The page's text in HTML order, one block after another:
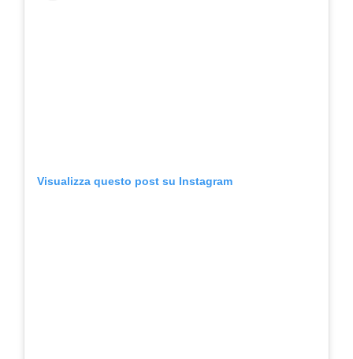
Visualizza questo post su Instagram